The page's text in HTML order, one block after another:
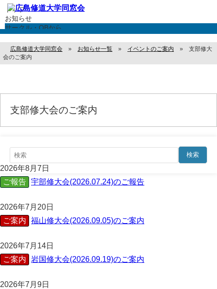
トップ
お知らせ
サークル・OBから
事務局から
支部一覧
アルマガゼット
同窓会役員
決算報告
各種お手続き
お問い合わせ
お知らせ
広島修道大学同窓会 » お知らせ一覧 » イベントのご案内 » 支部修大
会のご案内
支部修大会のご案内
検索
2026年8月7日
ご報告 宇部修大会(2026.07.24)のご報告
2026年7月20日
ご案内
福山修大会(2026.09.05)のご案内
2026年7月14日
ご案内
岩国修大会(2026.09.19)のご案内
2026年7月9日